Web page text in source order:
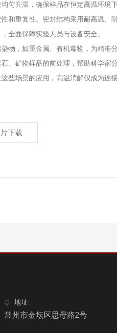
匀升温，确保样品在恒定高温环境
和重复性。密封结构采用耐高温、
全面保障实验人员与设备安全。
物，如重金属、有机毒物，为精准
、矿物样品的前处理，帮助科学家
些场景的应用，高温消解仪成为连
下载
地址
常州市金坛区思母路2号